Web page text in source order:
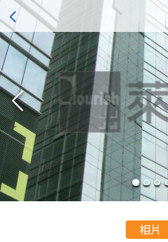
更多出租樓盤
相片